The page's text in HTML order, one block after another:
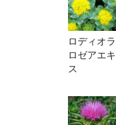
ロディオラ
ロゼアエキ
ス